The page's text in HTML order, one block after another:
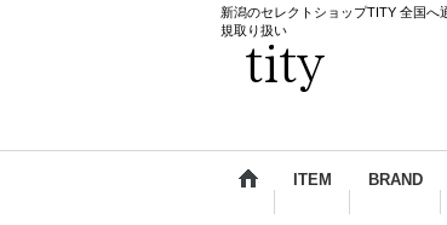
新潟のセレクトショップTITY 全国へ
規取り扱い
ITEM BRAND